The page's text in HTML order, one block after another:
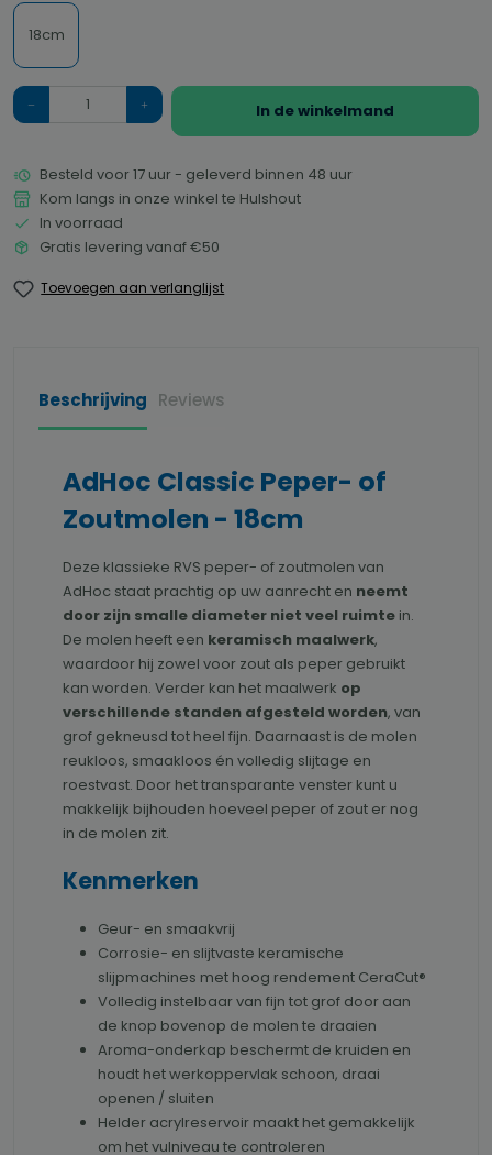
18cm
Hoeveelheid
In de winkelmand
Besteld voor 17 uur - geleverd binnen 48 uur
Kom langs in onze winkel te Hulshout
In voorraad
Gratis levering vanaf €50
Toevoegen aan verlanglijst
Beschrijving Reviews
AdHoc Classic Peper- of
Zoutmolen - 18cm
Deze klassieke RVS peper- of zoutmolen van
AdHoc staat prachtig op uw aanrecht en neemt
door zijn smalle diameter niet veel ruimte in.
De molen heeft een keramisch maalwerk,
waardoor hij zowel voor zout als peper gebruikt
kan worden. Verder kan het maalwerk op
verschillende standen afgesteld worden, van
grof gekneusd tot heel fijn. Daarnaast is de molen
reukloos, smaakloos én volledig slijtage en
roestvast. Door het transparante venster kunt u
makkelijk bijhouden hoeveel peper of zout er nog
in de molen zit.
Kenmerken
Geur- en smaakvrij
Corrosie- en slijtvaste keramische
slijpmachines met hoog rendement CeraCut®
Volledig instelbaar van fijn tot grof door aan
de knop bovenop de molen te draaien
Aroma-onderkap beschermt de kruiden en
houdt het werkoppervlak schoon, draai
openen / sluiten
Helder acrylreservoir maakt het gemakkelijk
om het vulniveau te controleren